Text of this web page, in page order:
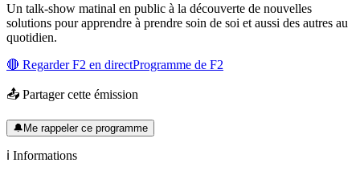
Un talk-show matinal en public à la découverte de nouvelles
solutions pour apprendre à prendre soin de soi et aussi des autres au
quotidien.
🔴 RegarderF2 en directProgramme de F2
📤 Partager cette émission
🔔Me rappeler ce programme
ℹ️ Informations